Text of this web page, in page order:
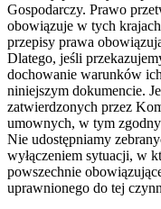
Gospodarczy. Prawo
obowiązuje w tych
przepisy prawa
Dlatego, jeśli
dochowanie warunków
niniejszym dokumencie.
zatwierdzonych przez
umownych, w tym
Nie udostępniamy
wyłączeniem sytuacji, w
powszechnie
uprawnionego do tej